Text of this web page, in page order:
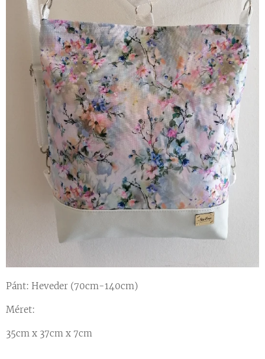
Pánt: Heveder (70cm-140cm)
Méret:
35cm x 37cm x 7cm